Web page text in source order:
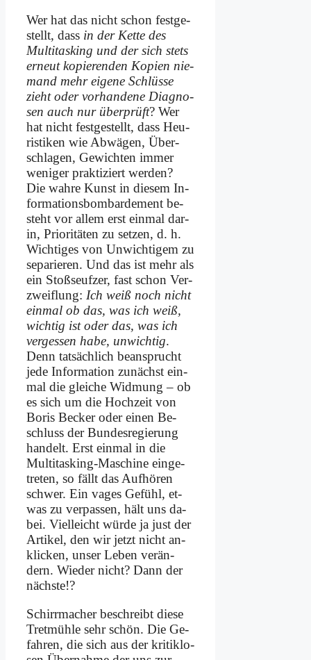
Wer hat das nicht schon fest­ge­
stellt, dass in der Ket­te des
Mul­ti­tas­king und der sich stets
er­neut ko­pie­ren­den Ko­pien nie­
mand mehr ei­ge­ne Schlüs­se
zieht oder vor­han­de­ne Dia­gno­
sen auch nur über­prüft? Wer
hat nicht fest­ge­stellt, dass Heu­
ri­sti­ken wie Ab­wä­gen, Über­
schla­gen, Ge­wich­ten im­mer
we­ni­ger prak­ti­ziert wer­den?
Die wah­re Kunst in die­sem In­
for­ma­ti­ons­bom­bar­de­ment be­
steht vor al­lem erst ein­mal dar­
in, Prio­ri­tä­ten zu set­zen, d. h.
Wich­ti­ges von Un­wich­ti­gem zu
se­pa­rie­ren. Und das ist mehr als
ein Stoß­seuf­zer, fast schon Ver­
zweif­lung: Ich weiß noch nicht
ein­mal ob das, was ich weiß,
wich­tig ist oder das, was ich
ver­ges­sen ha­be, un­wich­tig.
Denn tat­säch­lich be­an­sprucht
je­de In­for­ma­ti­on zu­nächst ein­
mal die glei­che Wid­mung – ob
es sich um die Hoch­zeit von
Bo­ris Becker oder ei­nen Be­
schluss der Bun­des­re­gie­rung
han­delt. Erst ein­mal in die
Mul­ti­tas­king-Ma­schi­ne ein­ge­
tre­ten, so fällt das Auf­hö­ren
schwer. Ein va­ges Ge­fühl, et­
was zu ver­pas­sen, hält uns da­
bei. Viel­leicht wür­de ja just der
Ar­ti­kel, den wir jetzt nicht an­
klicken, un­ser Le­ben ver­än­
dern. Wie­der nicht? Dann der
näch­ste!?
Schirr­ma­cher be­schreibt die­se
Tret­müh­le sehr schön. Die Ge­
fah­ren, die sich aus der kri­tik­lo­